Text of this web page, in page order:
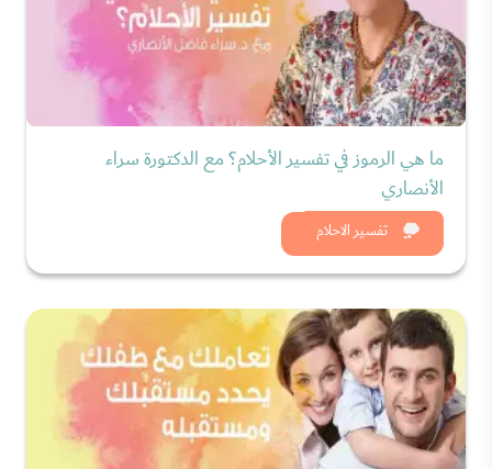
تفسير الاحلام
ما هي الرموز في تفسير الأحلام؟ مع الدكتورة سراء
الأنصاري
شاهد الان